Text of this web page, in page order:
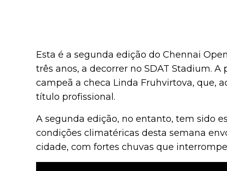
Esta é a segunda edição do Chennai
três anos, a decorrer no SDAT Stadium.
campeã a checa Linda Fruhvirtova, que,
título profissional.
A segunda edição, no entanto, tem sido
condições climatéricas desta semana
cidade, com fortes chuvas que